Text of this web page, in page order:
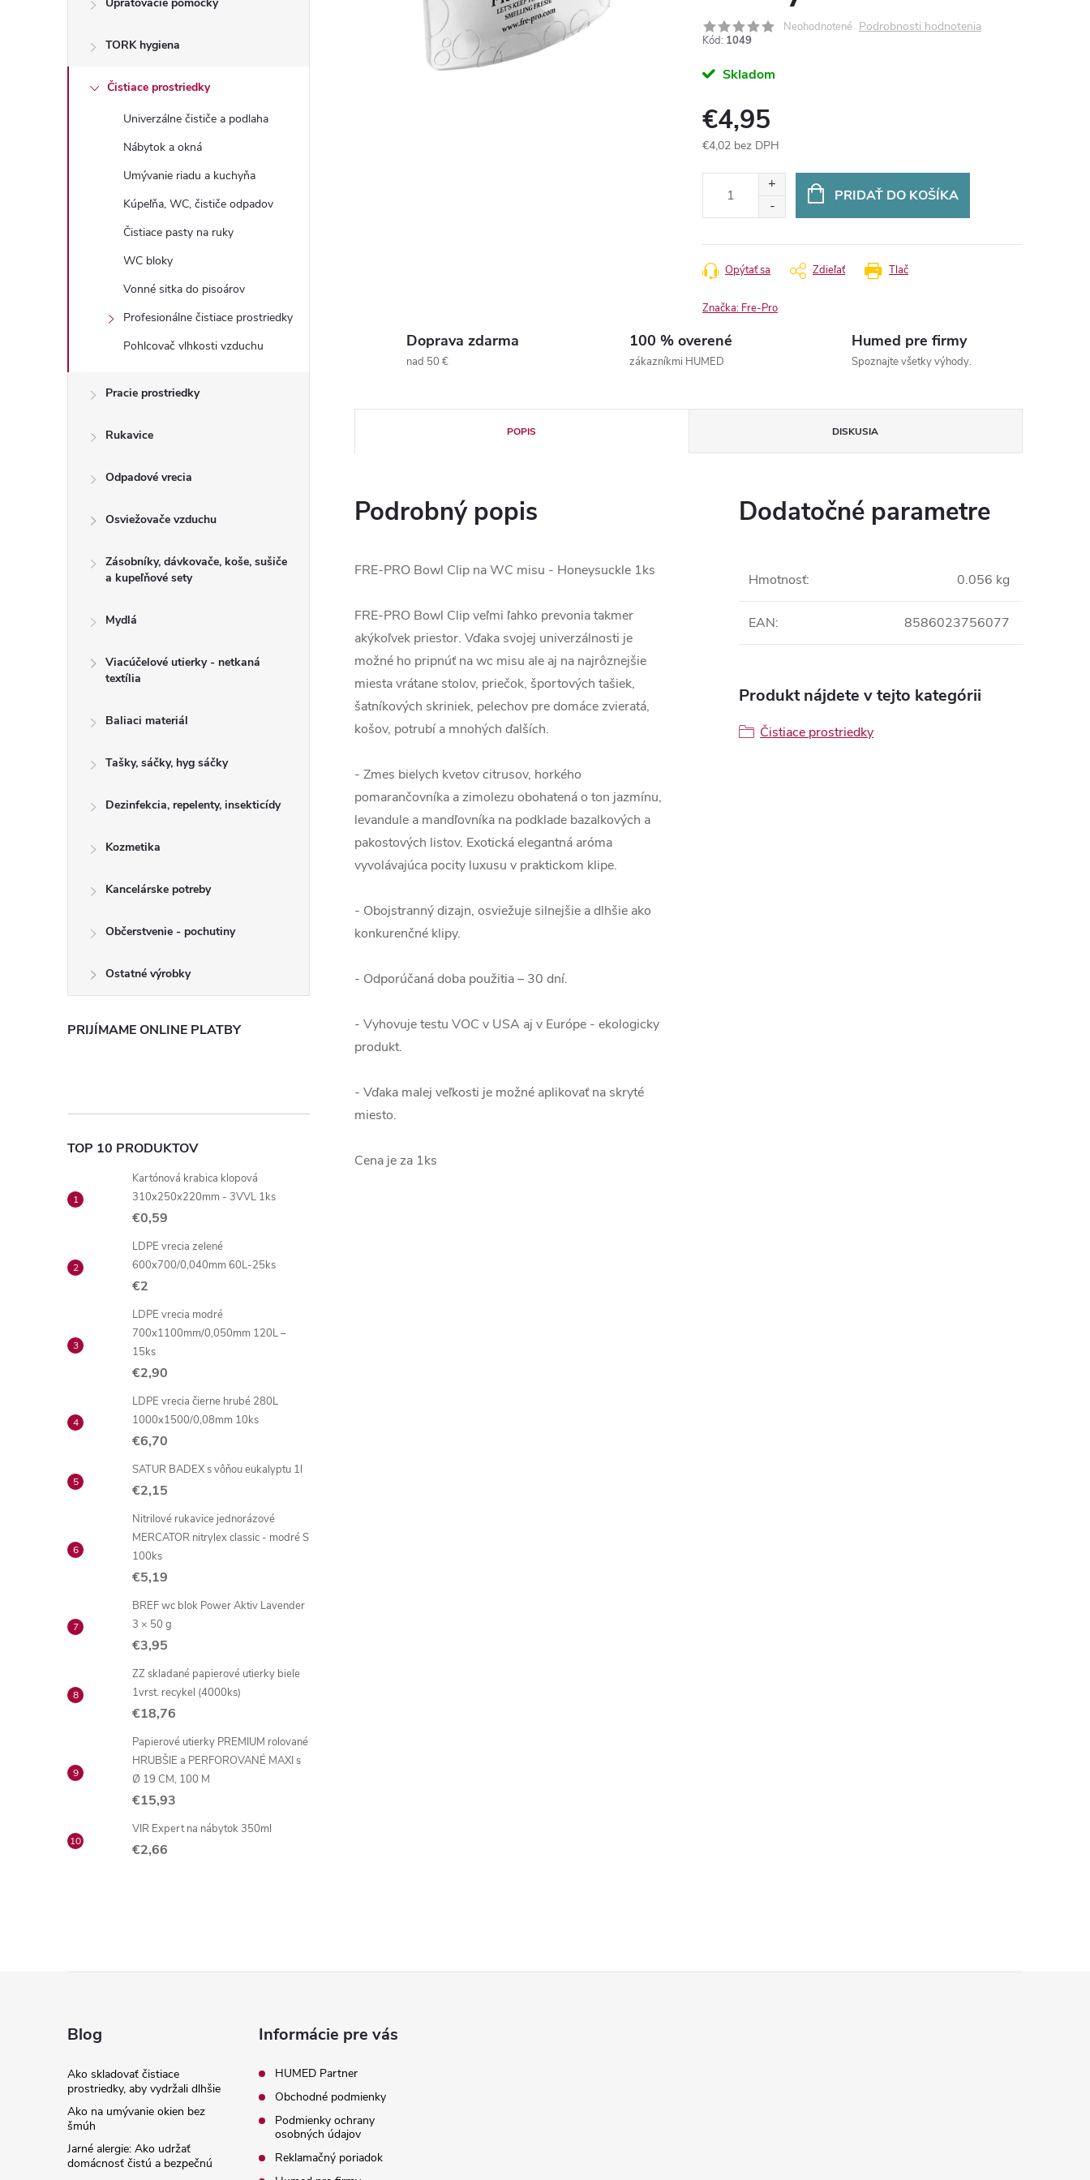
ý
TORK hygiena
Čistiace prostriedky
Univerzálne čističe a podlaha
Nábytok a okná
Umývanie riadu a kuchyňa
Kúpeľňa, WC, čističe odpadov
Čistiace pasty na ruky
WC bloky
Vonné sitka do pisoárov
Profesionálne čistiace prostriedky
Pohlcovač vlhkosti vzduchu
Pracie prostriedky
Rukavice
Odpadové vrecia
Osviežovače vzduchu
Zásobníky, dávkovače, koše, sušiče
a kupeľňové sety
Mydlá
Viacúčelové utierky - netkaná
textília
Baliaci materiál
Tašky, sáčky, hyg sáčky
Dezinfekcia, repelenty, insekticídy
Kozmetika
Kancelárske potreby
Občerstvenie - pochutiny
Ostatné výrobky
PRIJÍMAME ONLINE PLATBY
TOP 10 PRODUKTOV
Kartónová krabica klopová
310x250x220mm - 3VVL 1ks
€0,59
LDPE vrecia zelené
600x700/0,040mm 60L-25ks
€2
LDPE vrecia modré
700x1100mm/0,050mm 120L –
15ks
€2,90
LDPE vrecia čierne hrubé 280L
1000x1500/0,08mm 10ks
€6,70
SATUR BADEX s vôňou eukalyptu 1l
€2,15
Nitrilové rukavice jednorázové
MERCATOR nitrylex classic - modré S
100ks
€5,19
BREF wc blok Power Aktiv Lavender
3 × 50 g
€3,95
ZZ skladané papierové utierky biele
1vrst. recykel (4000ks)
€18,76
Papierové utierky PREMIUM rolované
HRUBŠIE a PERFOROVANÉ MAXI s
Ø 19 CM, 100 M
€15,93
VIR Expert na nábytok 350ml
€2,66
Neohodnotené Podrobnosti hodnotenia
Kód: 1049
Skladom
€4,95
€4,02 bez DPH
PRIDAŤ DO KOŠÍKA
Tlač
Opýtať sa Zdieľať
Značka: Fre-Pro
Doprava zdarma
nad 50 €
100 % overené
zákazníkmi HUMED
Humed pre firmy
Spoznajte všetky výhody.
POPIS DISKUSIA
Podrobný popis
FRE-PRO Bowl Clip na WC misu - Honeysuckle 1ks
FRE-PRO Bowl Clip veľmi ľahko prevonia takmer
akýkoľvek priestor. Vďaka svojej univerzálnosti je
možné ho pripnúť na wc misu ale aj na najrôznejšie
miesta vrátane stolov, priečok, športových tašiek,
šatníkových skriniek, pelechov pre domáce zvieratá,
košov, potrubí a mnohých ďalších.
- Zmes bielych kvetov citrusov, horkého
pomarančovníka a zimolezu obohatená o ton jazmínu,
levandule a mandľovníka na podklade bazalkových a
pakostových listov. Exotická elegantná aróma
vyvolávajúca pocity luxusu v praktickom klipe.
- Obojstranný dizajn, osviežuje silnejšie a dlhšie ako
konkurenčné klipy.
- Odporúčaná doba použitia – 30 dní.
- Vyhovuje testu VOC v USA aj v Európe - ekologicky
produkt.
- Vďaka malej veľkosti je možné aplikovať na skryté
miesto.
Cena je za 1ks
Dodatočné parametre
Hmotnosť: 0.056 kg
EAN: 8586023756077
Produkt nájdete v tejto kategórii
Čistiace prostriedky
Blog
Ako skladovať čistiace
prostriedky, aby vydržali dlhšie
Ako na umývanie okien bez
šmúh
Jarné alergie: Ako udržať
domácnosť čistú a bezpečnú
Informácie pre vás
HUMED Partner
Obchodné podmienky
Podmienky ochrany
osobných údajov
Reklamačný poriadok